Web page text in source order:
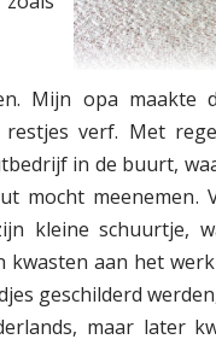
Mijn opa maakte
verf. Met
in de buurt,
mocht meenemen.
kleine schuurtje,
kwasten aan het
geschilderd
maar later